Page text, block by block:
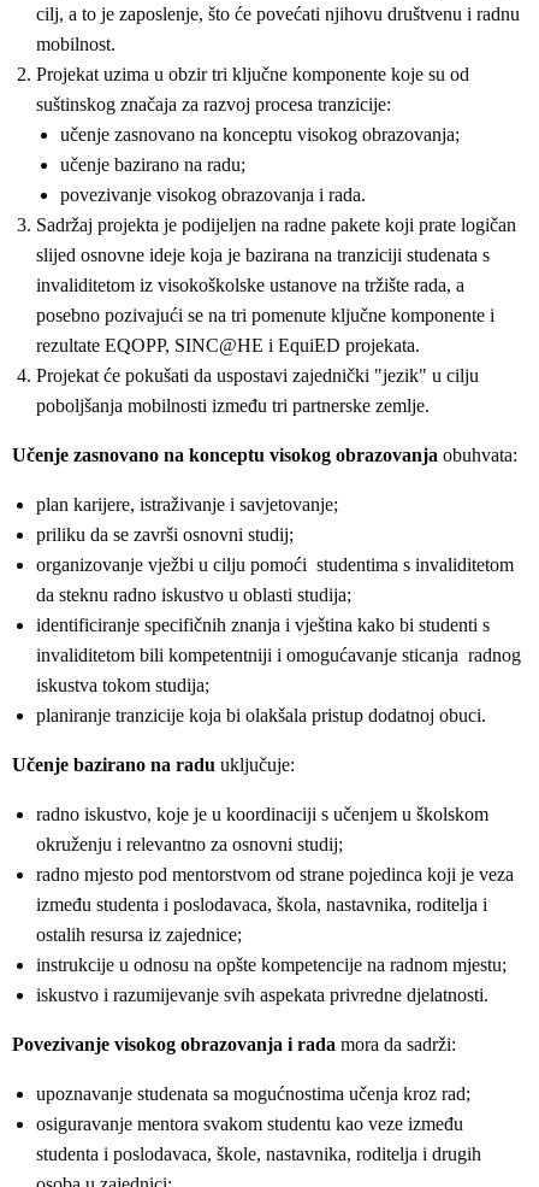
cilj, a to je zaposlenje, što će povećati njihovu društvenu i radnu
mobilnost.
Projekat uzima u obzir tri ključne komponente koje su od
suštinskog značaja za razvoj procesa tranzicije:
učenje zasnovano na konceptu visokog obrazovanja;
učenje bazirano na radu;
povezivanje visokog obrazovanja i rada.
Sadržaj projekta je podijeljen na radne pakete koji prate logičan
slijed osnovne ideje koja je bazirana na tranziciji studenata s
invaliditetom iz visokoškolske ustanove na tržište rada, a
posebno pozivajući se na tri pomenute ključne komponente i
rezultate EQOPP, SINC@HE i EquiED projekata.
Projekat će pokušati da uspostavi zajednički "jezik" u cilju
poboljšanja mobilnosti između tri partnerske zemlje.
Učenje zasnovano na konceptu visokog obrazovanja obuhvata:
plan karijere, istraživanje i savjetovanje;
priliku da se završi osnovni studij;
organizovanje vježbi u cilju pomoći studentima s invaliditetom
da steknu radno iskustvo u oblasti studija;
identificiranje specifičnih znanja i vještina kako bi studenti s
invaliditetom bili kompetentniji i omogućavanje sticanja radnog
iskustva tokom studija;
planiranje tranzicije koja bi olakšala pristup dodatnoj obuci.
Učenje bazirano na radu uključuje:
radno iskustvo, koje je u koordinaciji s učenjem u školskom
okruženju i relevantno za osnovni studij;
radno mjesto pod mentorstvom od strane pojedinca koji je veza
između studenta i poslodavaca, škola, nastavnika, roditelja i
ostalih resursa iz zajednice;
instrukcije u odnosu na opšte kompetencije na radnom mjestu;
iskustvo i razumijevanje svih aspekata privredne djelatnosti.
Povezivanje visokog obrazovanja i rada mora da sadrži:
upoznavanje studenata sa mogućnostima učenja kroz rad;
osiguravanje mentora svakom studentu kao veze između
studenta i poslodavaca, škole, nastavnika, roditelja i drugih